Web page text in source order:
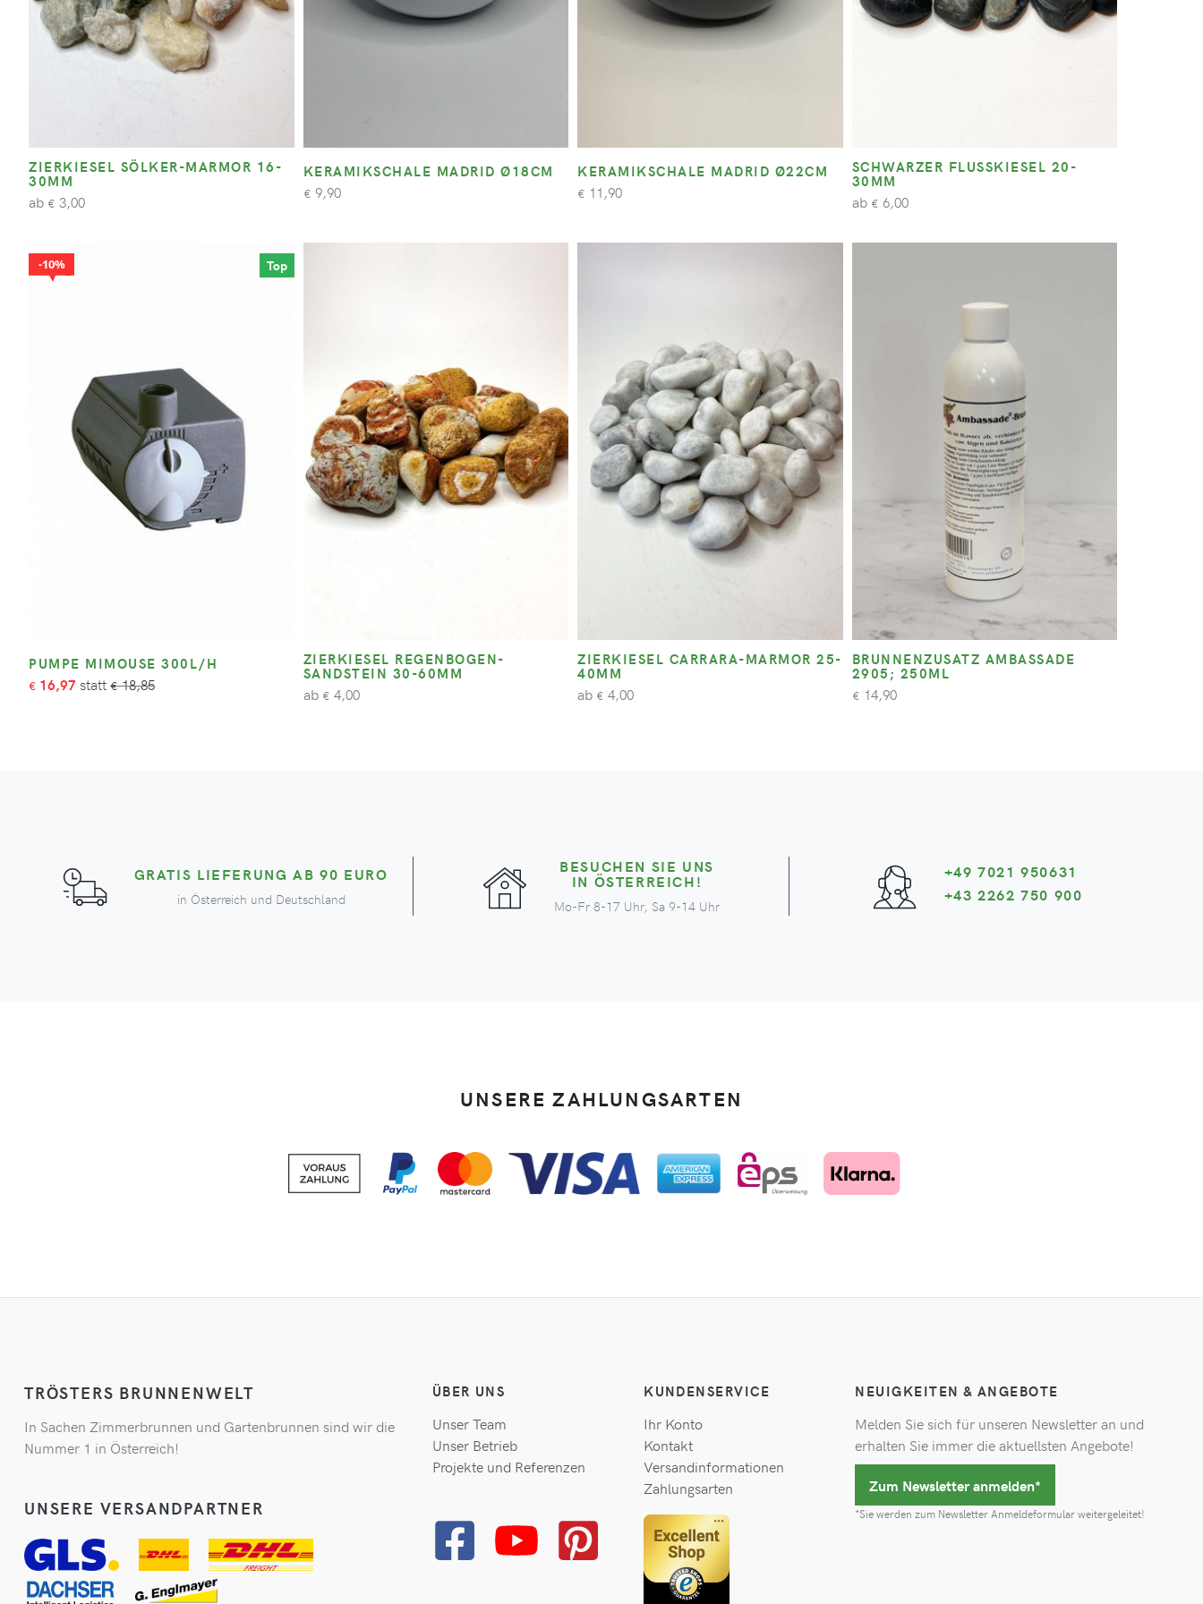
ZIERKIESEL SÖLKER-MARMOR 16-
30MM
ab € 3,00
KERAMIKSCHALE MADRID Ø18CM
€ 9,90
KERAMIKSCHALE MADRID Ø22CM
€ 11,90
SCHWARZER FLUSSKIESEL 20-
30MM
ab € 6,00
Top
10%
PUMPE MIMOUSE 300L/H
€ 16,97 €18,85
ZIERKIESEL REGENBOGEN-
SANDSTEIN 30-60MM
ab € 4,00
ZIERKIESEL CARRARA-MARMOR 25-
40MM
ab € 4,00
BRUNNENZUSATZ AMBASSADE
2905; 250ML
€ 14,90
GRATIS LIEFERUNG AB 90 EURO
in Österreich und Deutschland
BESUCHEN SIE UNS
IN ÖSTERREICH!
Mo-Fr 8-17 Uhr, Sa 9-14 Uhr
+49 7021 950631
+43 2262 750 900
UNSERE ZAHLUNGSARTEN
TRÖSTERS BRUNNENWELT
In Sachen Zimmerbrunnen und Gartenbrunnen sind wir die
Nummer 1 in Österreich!
UNSERE VERSANDPARTNER
ÜBER UNS
Unser Team
Unser Betrieb
Projekte und Referenzen
KUNDENSERVICE
Ihr Konto
Kontakt
Versandinformationen
Zahlungsarten
NEUIGKEITEN & ANGEBOTE
Melden Sie sich für unseren Newsletter an und
erhalten Sie immer die aktuellsten Angebote!
Zum Newsletter anmelden*
*Sie werden zum Newsletter Anmeldeformular weitergeleitet!